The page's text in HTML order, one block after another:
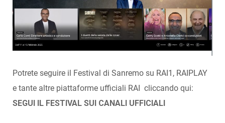
Potrete seguire il Festival di Sanremo su RAI1, RAIPLAY
e tante altre piattaforme ufficiali RAI cliccando qui:
SEGUI IL FESTIVAL SUI CANALI UFFICIALI